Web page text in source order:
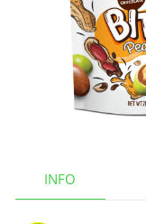
INFO